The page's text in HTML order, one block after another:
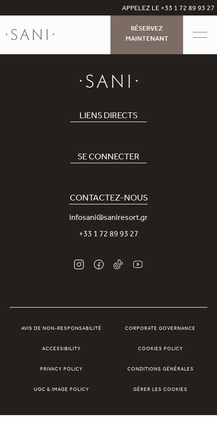
APPELEZ LE +33 1 72 89 93 27
RÉSERVEZ
MAINTENANT
LIENS DIRECTS
Recrutement
News
Récompenses
Mariages
SE CONNECTER
Sani Rewards
CONTACTEZ-NOUS
infosani@saniresort.gr
+33 1 72 89 93 27
AVIS DE NON-RESPONSABILITÉ
ACCESSIBILITY
PRIVACY POLICY
UGC & IMAGE POLICY
CORPORATE GOVERNANCE
COOKIES POLICY
CONDITIONS GÉNÉRALES
GÉRER LES COOKIES